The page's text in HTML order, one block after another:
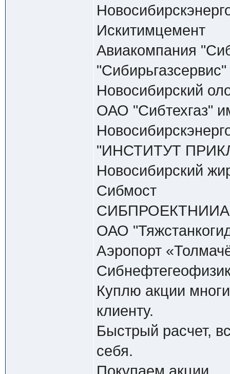
Искитимцемент
Авиакомпания
"Сибирьгазсервис"
Новосибирский
ОАО "Сибтехгаз"
"ИНСТИТУТ
Новосибирский
Сибмост
ОАО
Аэропорт
Куплю акции
клиенту.
Быстрый расчет,
себя.